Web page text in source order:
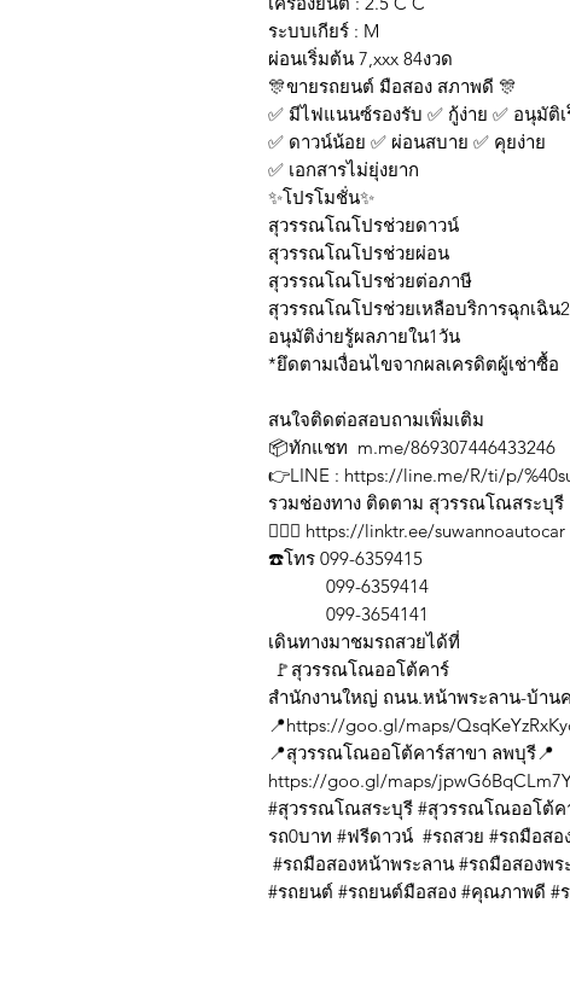
ระบบเกียร์ : M
ผ่อนเริ่มต้น 7,xxx 84งวด
🎊ขายรถยนต์ มือสอง สภาพดี 🎊
✅ มีไฟแนนซ์รองรับ ✅ กู้ง่าย ✅ อนุมัติเ
✅ ดาวน์น้อย ✅ ผ่อนสบาย ✅ คุยง่าย
✅ เอกสารไม่ยุ่งยาก
✨โปรโมชั่น✨
สุวรรณโณโปรช่วยดาวน์
สุวรรณโณโปรช่วยผ่อน
สุวรรณโณโปรช่วยต่อภาษี
สุวรรณโณโปรช่วยเหลือบริการฉุกเฉิน
อนุมัติง่ายรู้ผลภายใน1วัน
*ยึดตามเงื่อนไขจาก
สนใจติดต่อสอบถามเพิ่มเติม
📦ทักแชท m.me/869307446433246
👉LINE : https://line.me/R/ti/p/
รวมช่องทาง ติดตาม สุวรรณโณสระบุรี
💁🏼‍♀️ https://linktr.ee/suwannoautocar
☎️โทร 099-6359415
099-6359414
099-3654141
เดินทางมาชมรถสวยได้ที่
🚩สุวรรณโณออโต้คาร์
สำนักงานใหญ่ ถนน.หน้าพระลาน-บ้าน
📍https://goo.gl/maps/
📍สุวรรณโณออโต้คาร์สาขา ลพบุรี📍
https://goo.gl/maps/
#สุวรรณโณสระบุรี #สุวรรณโณออโต้ค
รถ0บาท #ฟรีดาวน์ #รถสวย #รถมือส
#รถมือสองหน้าพระลาน #รถมือสองพ
#รถยนต์ #รถยนต์มือสอง #คุณภาพดี #